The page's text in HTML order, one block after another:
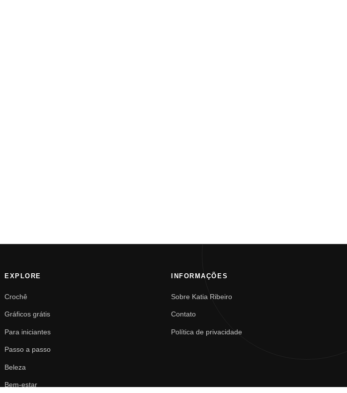
EXPLORE
Crochê
Gráficos grátis
Para iniciantes
Passo a passo
Beleza
Bem-estar
INFORMAÇÕES
Sobre Katia Ribeiro
Contato
Política de privacidade